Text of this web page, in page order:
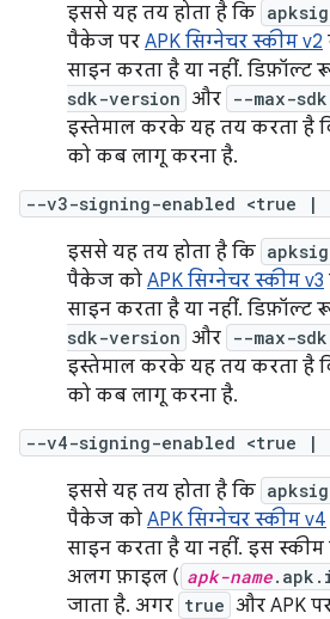
इससे यह तय होता है कि
पैकेज पर APK सिग्नेचर स्कीम v2
साइन करता है या नहीं. डिफ़ॉल्ट
sdk-version और --max-
इस्तेमाल करके यह तय करता है
को कब लागू करना है.
--v3-signing-enabled <true |
इससे यह तय होता है कि
पैकेज को APK सिग्नेचर स्कीम v3
साइन करता है या नहीं. डिफ़ॉल्ट
sdk-version और --max-
इस्तेमाल करके यह तय करता है
को कब लागू करना है.
--v4-signing-enabled <true
इससे यह तय होता है कि
पैकेज को APK सिग्नेचर स्कीम v4
साइन करता है या नहीं. इस
अलग फ़ाइल ( apk-name
जाता है. अगर true और APK